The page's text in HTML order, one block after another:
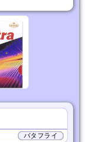
バタフライ